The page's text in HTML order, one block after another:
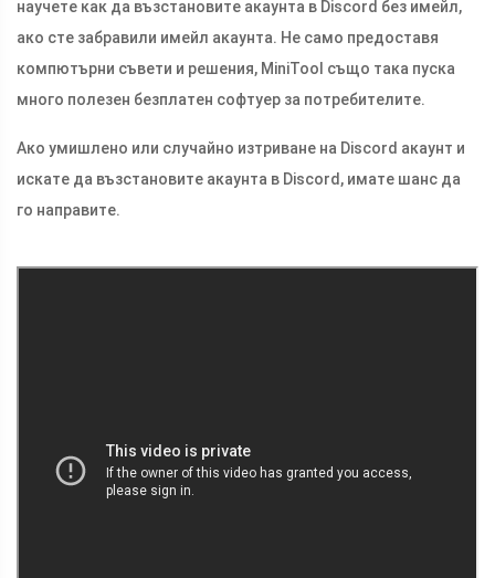
научете как да възстановите акаунта в Discord без имейл,
ако сте забравили имейл акаунта. Не само предоставя
компютърни съвети и решения, MiniTool също така пуска
много полезен безплатен софтуер за потребителите.
Ако умишлено или случайно изтриване на Discord акаунт и
искате да възстановите акаунта в Discord, имате шанс да
го направите.